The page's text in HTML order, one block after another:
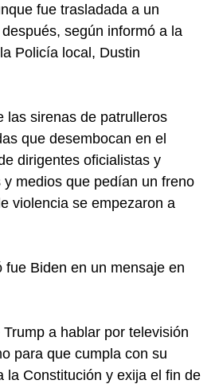
fue trasladada a un
según informó a la
Policía local, Dustin
las sirenas de patrulleros
que desembocan en el
dirigentes oficialistas y
medios que pedían un freno
violencia se empezaron a
fue Biden en un mensaje en
a hablar por televisión
para que cumpla con su
la Constitución y exija el fin de